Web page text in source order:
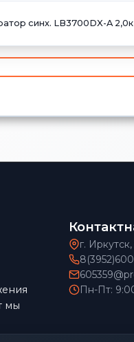
синх. LB3700DX-A
мы
г.
Пн-Пт: